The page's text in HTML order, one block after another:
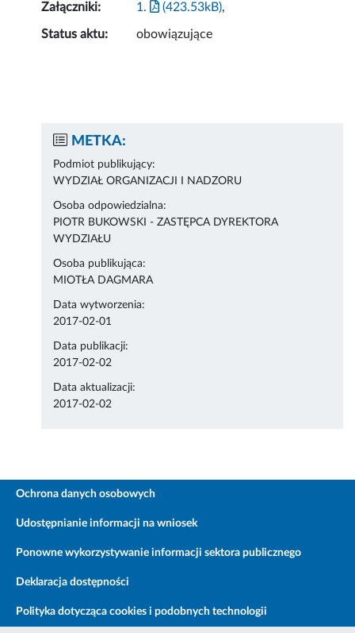
Załączniki: 1. (423.53kB),
Status aktu: obowiązujące
METKA:
Podmiot publikujący:
WYDZIAŁ ORGANIZACJI I NADZORU
Osoba odpowiedzialna:
PIOTR BUKOWSKI - ZASTĘPCA DYREKTORA
WYDZIAŁU
Osoba publikująca:
MIOTŁA DAGMARA
Data wytworzenia:
2017-02-01
Data publikacji:
2017-02-02
Data aktualizacji:
2017-02-02
Ochrona danych osobowych
Udostępnianie informacji na wniosek
Ponowne wykorzystywanie informacji sektora publicznego
Deklaracja dostępności
Polityka dotycząca cookies i podobnych technologii